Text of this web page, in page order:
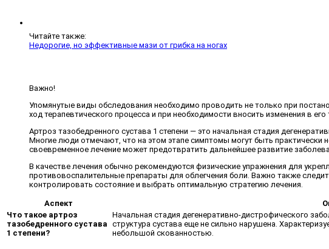
Читайте также:
Недорогие, но эффективные мази от грибка на ногах
Важно!
Упомянутые виды обследования необходимо проводить не только при
ход терапевтического процесса и при необходимости вносить изменения в его
Артроз тазобедренного сустава 1 степени — это начальная стадия
Многие люди отмечают, что на этом этапе симптомы могут быть практически
своевременное лечение может предотвратить дальнейшее развитие
В качестве лечения обычно рекомендуются физические упражнения для
противовоспалительные препараты для облегчения боли. Важно также
контролировать состояние и выбрать оптимальную стратегию лечения.
Аспект
Что такое артроз
тазобедренного сустава
1 степени?
Начальная стадия дегенеративно-дистрофического
структура сустава еще не сильно нарушена.
небольшой скованностью.